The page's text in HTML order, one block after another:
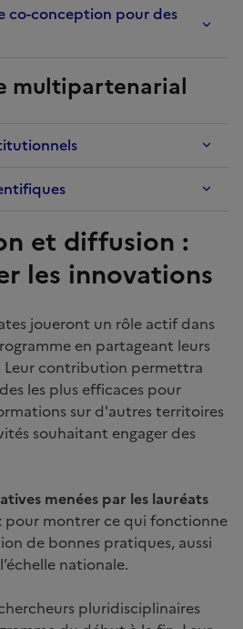
co-conception pour des
multipartenarial
et diffusion :
les innovations
joueront un rôle actif dans
en partageant leurs
Leur contribution permettra
les plus efficaces pour
sur d'autres territoires
souhaitant engager des
menées par les lauréats
pour montrer ce qui fonctionne
de bonnes pratiques, aussi
nationale.
pluridisciplinaires